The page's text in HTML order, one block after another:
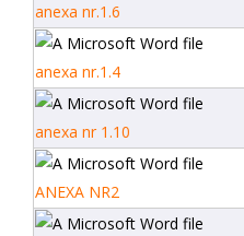
anexa nr.1.6
anexa nr.1.4
anexa nr 1.10
ANEXA NR2